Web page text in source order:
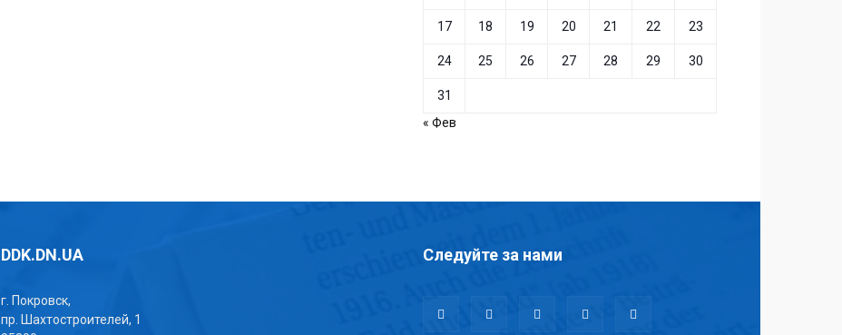
17 18 19 20 21 22 23
24 25 26 27 28 29 30
31
« Фев
DDK.DN.UA
г. Покровск,
пр. Шахтостроителей, 1
Следуйте за нами